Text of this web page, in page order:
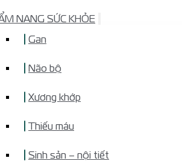
NANG SỨC KHỎE
Gan
Não bộ
Xương khớp
Thiếu máu
Sinh sản – nội tiết